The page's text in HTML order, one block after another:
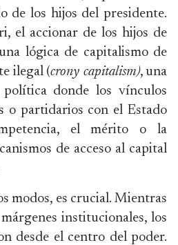
de los hijos del presidente.
el accionar de los hijos de
lógica de capitalismo de
ilegal (crony capitalism), una
donde los vínculos
o partidarios con el Estado
el mérito o la
de acceso al capital
modos, es crucial. Mientras
institucionales, los
desde el centro del poder.